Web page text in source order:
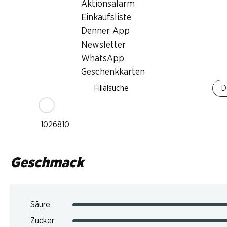
Aktionsalarm
Einkaufsliste
Denner App
Newsletter
WhatsApp
Geschenkkarten
Filialsuche
9.39 kg
Art.Nr.
1026810
Geschmack
Säure
Zucker